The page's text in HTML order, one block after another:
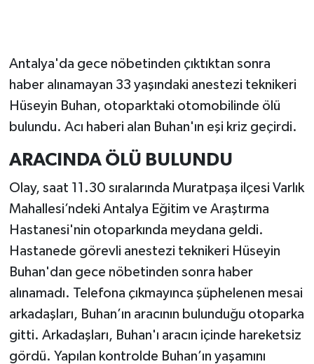
Antalya'da gece nöbetinden çıktıktan sonra
haber alınamayan 33 yaşındaki anestezi teknikeri
Hüseyin Buhan, otoparktaki otomobilinde ölü
bulundu. Acı haberi alan Buhan'ın eşi kriz geçirdi.
ARACINDA ÖLÜ BULUNDU
Olay, saat 11.30 sıralarında Muratpaşa ilçesi Varlık
Mahallesi’ndeki Antalya Eğitim ve Araştırma
Hastanesi'nin otoparkında meydana geldi.
Hastanede görevli anestezi teknikeri Hüseyin
Buhan'dan gece nöbetinden sonra haber
alınamadı. Telefona çıkmayınca şüphelenen mesai
arkadaşları, Buhan’ın aracının bulunduğu otoparka
gitti. Arkadaşları, Buhan'ı aracın içinde hareketsiz
gördü. Yapılan kontrolde Buhan’ın yaşamını